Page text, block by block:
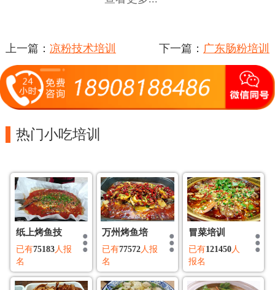
上一篇： 凉粉技术培训 下一篇： 广东肠粉培训
热门小吃培训
纸上烤鱼技
已有75183人报
名
万州烤鱼培
已有77572 人报
名
冒菜培训
已有121450人
报名